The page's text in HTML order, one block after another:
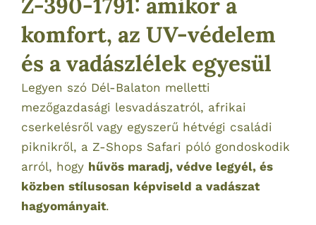
komfort, az UV-védelem
és a vadászlélek egyesül
Legyen szó Dél-Balaton melletti
mezőgazdasági lesvadászatról, afrikai
cserkelésről vagy egyszerű hétvégi családi
piknikről, a Z-Shops Safari póló gondoskodik
arról, hogy hűvös maradj, védve legyél, és
közben stílusosan képviseld a vadászat
hagyományait.